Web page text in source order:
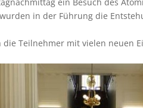
in der Führung die
Teilnehmer mit vielen neuen